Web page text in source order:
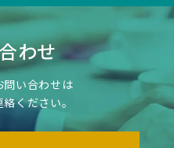
わせ
い合わせは
ください。